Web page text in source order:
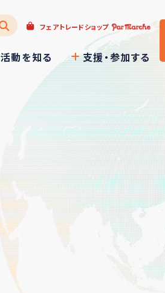
フェアトレードショップ
活動を知る 支援・参加する